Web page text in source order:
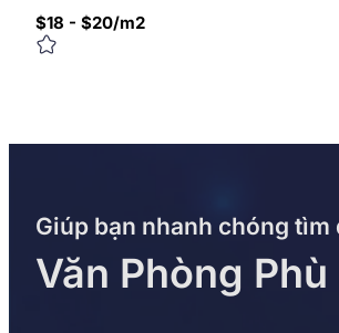
$18 - $20/m2
Giúp bạn nhanh chóng tìm
Văn Phòng Phù